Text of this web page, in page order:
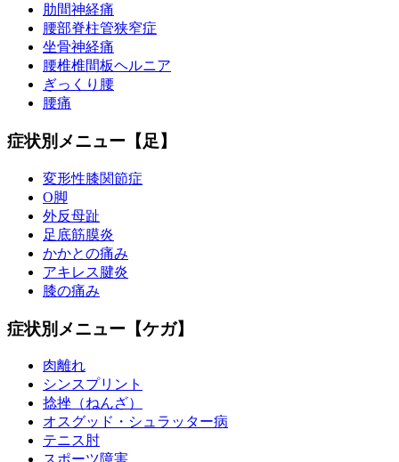
肋間神経痛
腰部脊柱管狭窄症
坐骨神経痛
腰椎椎間板ヘルニア
ぎっくり腰
腰痛
症状別メニュー【足】
変形性膝関節症
O脚
外反母趾
足底筋膜炎
かかとの痛み
アキレス腱炎
膝の痛み
症状別メニュー【ケガ】
肉離れ
シンスプリント
捻挫（ねんざ）
オスグッド・シュラッター病
テニス肘